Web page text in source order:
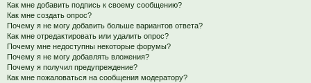
Как мне добавить подпись к своему сообщению?
Как мне создать опрос?
Почему я не могу добавить больше вариантов ответа?
Как мне отредактировать или удалить опрос?
Почему мне недоступны некоторые форумы?
Почему я не могу добавлять вложения?
Почему я получил предупреждение?
Как мне пожаловаться на сообщения модератору?